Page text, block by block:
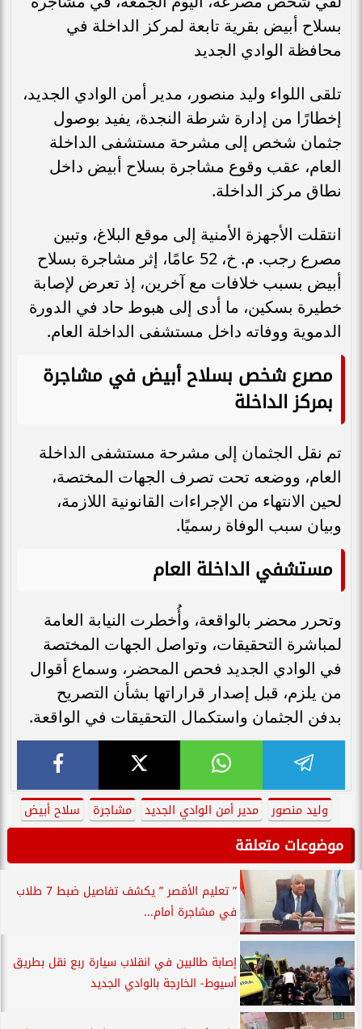
بسلاح أبيض بقرية تابعة لمركز الداخلة في
محافظة الوادي الجديد
تلقى اللواء وليد منصور، مدير أمن الوادي الجديد،
إخطارًا من إدارة شرطة النجدة، يفيد بوصول
جثمان شخص إلى مشرحة مستشفى الداخلة
العام، عقب وقوع مشاجرة بسلاح أبيض داخل
نطاق مركز الداخلة.
انتقلت الأجهزة الأمنية إلى موقع البلاغ، وتبين
مصرع رجب. م. خ، 52 عامًا، إثر مشاجرة بسلاح
أبيض بسبب خلافات مع آخرين، إذ تعرض لإصابة
خطيرة بسكين، ما أدى إلى هبوط حاد في الدورة
الدموية ووفاته داخل مستشفى الداخلة العام.
مصرع شخص بسلاح أبيض في مشاجرة
بمركز الداخلة
تم نقل الجثمان إلى مشرحة مستشفى الداخلة
العام، ووضعه تحت تصرف الجهات المختصة،
لحين الانتهاء من الإجراءات القانونية اللازمة،
وبيان سبب الوفاة رسميًا.
مستشفي الداخلة العام
وتحرر محضر بالواقعة، وأُخطرت النيابة العامة
لمباشرة التحقيقات، وتواصل الجهات المختصة
في الوادي الجديد فحص المحضر، وسماع أقوال
من يلزم، قبل إصدار قراراتها بشأن التصريح
بدفن الجثمان واستكمال التحقيقات في الواقعة.
وليد منصور مدير أمن الوادي الجديد مشاجرة سلاح أبيض
موضوعات متعلقة
” تعليم الأقصر ” يكشف تفاصيل ضبط 7 طلاب
في مشاجرة أمام...
إصابة طالبين في انقلاب سيارة ربع نقل بطريق
أسيوط- الخارجة بالوادي الجديد